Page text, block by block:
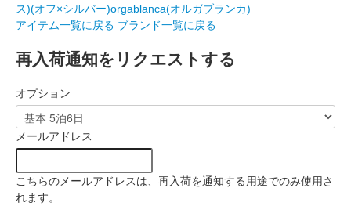
ス)(オフ×シルバー)orgablanca(オルガブランカ)
アイテム一覧に戻る ブランド一覧に戻る
再入荷通知をリクエストする
オプション
メールアドレス
こちらのメールアドレスは、再入荷を通知する用途でのみ使用さ
れます。